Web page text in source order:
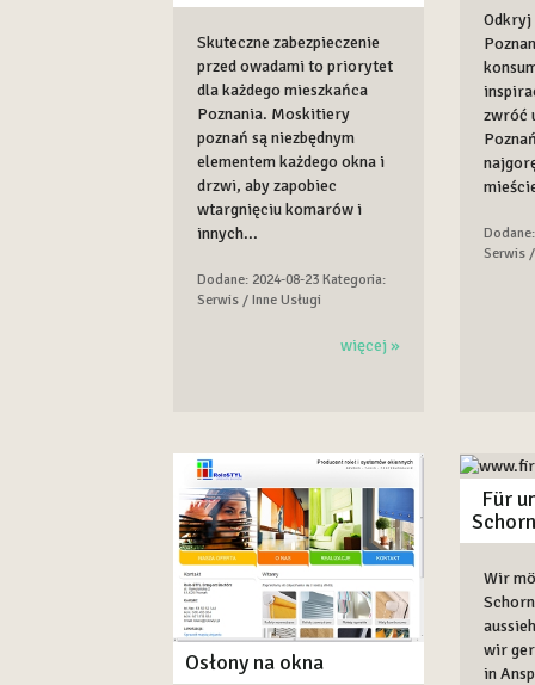
Skuteczne zabezpieczenie
przed owadami to priorytet
dla każdego mieszkańca
Poznania. Moskitiery
poznań są niezbędnym
elementem każdego okna i
drzwi, aby zapobiec
wtargnięciu komarów i
innych...
Dodane: 2024-08-23 Kategoria:
Serwis / Inne Usługi
więcej »
Odkryj
zwróć
Serwis
Osłony na okna
Für
Wir
wir
in